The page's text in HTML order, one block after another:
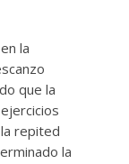
la
que la
repited
la